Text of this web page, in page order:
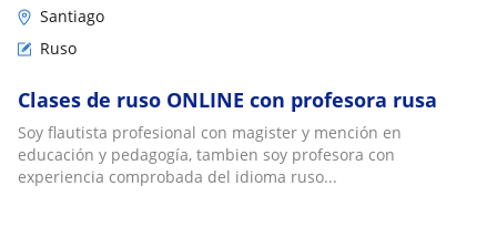
Santiago
Ruso
Clases de ruso ONLINE con profesora rusa
Soy flautista profesional con magister y mención en
educación y pedagogía, tambien soy profesora con
experiencia comprobada del idioma ruso...